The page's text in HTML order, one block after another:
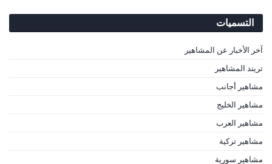
التسميات
آخر الأخبار عن المشاهير
تريند المشاهير
مشاهير أجانب
مشاهير الخليج
مشاهير العرب
مشاهير تركية
مشاهير سورية